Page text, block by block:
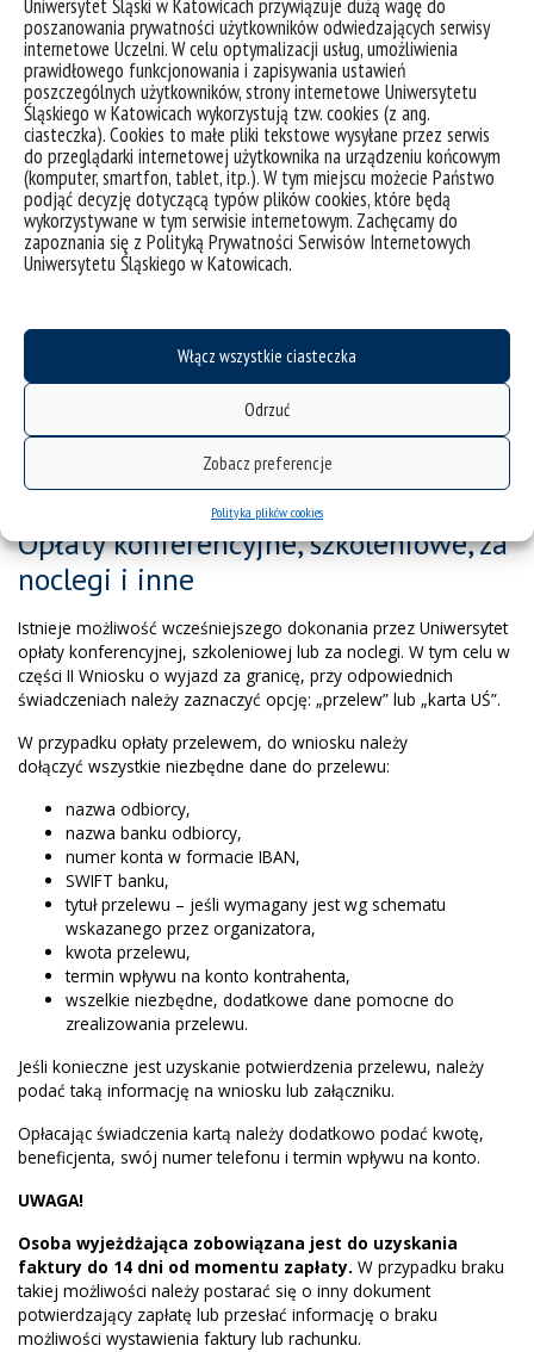
Uniwersytet Śląski w Katowicach przywiązuje dużą wagę do
poszanowania prywatności użytkowników odwiedzających serwisy
internetowe Uczelni. W celu optymalizacji usług, umożliwienia
prawidłowego funkcjonowania i zapisywania ustawień
poszczególnych użytkowników, strony internetowe Uniwersytetu
Śląskiego w Katowicach wykorzystują tzw. cookies (z ang.
ciasteczka). Cookies to małe pliki tekstowe wysyłane przez serwis
do przeglądarki internetowej użytkownika na urządzeniu końcowym
(komputer, smartfon, tablet, itp.). W tym miejscu możecie Państwo
podjąć decyzję dotyczącą typów plików cookies, które będą
wykorzystywane w tym serwisie internetowym. Zachęcamy do
zapoznania się z Polityką Prywatności Serwisów Internetowych
Uniwersytetu Śląskiego w Katowicach.
Włącz wszystkie ciasteczka
Odrzuć
Zobacz preferencje
Polityka plików cookies
Jeżeli w ramach świadczeń naWniosku o wyjazd za
granicęprzyznana jest opłata konferencyjna, szkoleniowa lub za
noclegi, płatna przelewem lub kartą UŚ, wniosek taki musi być
złożony w Dziale Mobilności Międzynarodowych, conajmniej 3
tygodnie przed terminem płatności.
Każda osoba wyjeżdżająca w ramachWniosku o wyjazd za
granicę– część WP – polecenie wyjazdu służbowego oraz
niektóre naWniosku o wyjazd za granicę– część WS –
skierowanie za granicę musi się rozliczyć z wyjazdu w Dziale
Mobilności Międzynarodowychdo 14 dni od daty powrotu.
programów międzynarodowych (np. Erasmus+).
Opłaty konferencyjne, szkoleniowe, za
noclegi i inne
Istnieje możliwość wcześniejszego dokonania przez Uniwersytet
opłaty konferencyjnej, szkoleniowej lub za noclegi. W tym celu w
części II Wniosku o wyjazd za granicę, przy odpowiednich
świadczeniach należy zaznaczyć opcję: „przelew” lub „karta UŚ”.
W przypadku opłaty przelewem, do wniosku należy
dołączyć wszystkie niezbędne dane do przelewu:
nazwa odbiorcy,
nazwa banku odbiorcy,
numer konta w formacie IBAN,
SWIFT banku,
tytuł przelewu – jeśli wymagany jest wg schematu
wskazanego przez organizatora,
kwota przelewu,
termin wpływu na konto kontrahenta,
wszelkie niezbędne, dodatkowe dane pomocne do
zrealizowania przelewu.
Jeśli konieczne jest uzyskanie potwierdzenia przelewu, należy
podać taką informację na wniosku lub załączniku.
Opłacając świadczenia kartą należy dodatkowo podać kwotę,
beneficjenta, swój numer telefonu i termin wpływu na konto.
UWAGA!
Osoba wyjeżdżająca zobowiązana jest do uzyskania
faktury do 14 dni od momentu zapłaty. W przypadku braku
takiej możliwości należy postarać się o inny dokument
potwierdzający zapłatę lub przesłać informację o braku
możliwości wystawienia faktury lub rachunku.